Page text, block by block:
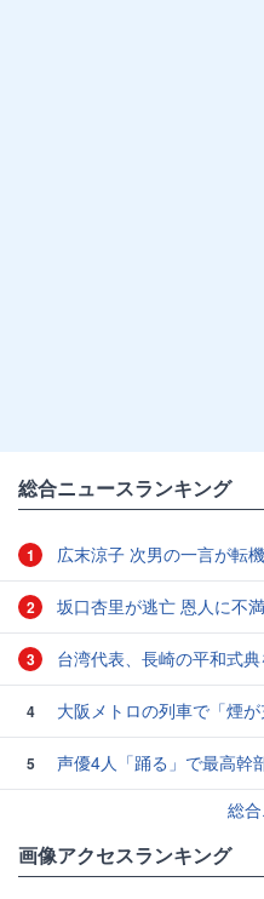
総合ニュースランキング
1 広末涼子 次男の一言が転
2 坂口杏里が逃亡 恩人に不
3 台湾代表、長崎の平和式
4 大阪メトロの列車で「煙が
5
声優4人「踊る」で最高幹
総
画像アクセスランキング